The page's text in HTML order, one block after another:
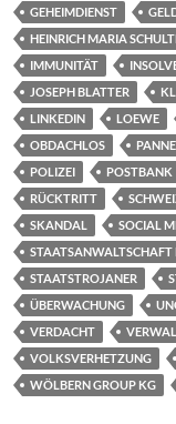
GEHEIMDIENST
HEINRICH MARIA
IMMUNITÄT
JOSEPH BLATTER
LINKEDIN
LOEWE
OBDACHLOS
POLIZEI
POSTBANK
RÜCKTRITT
SKANDAL
SOCIAL
STAATSANWALTSCHAFT
STAATSTROJANER
ÜBERWACHUNG
VERDACHT
VOLKSVERHETZUNG
WÖLBERN GROUP KG